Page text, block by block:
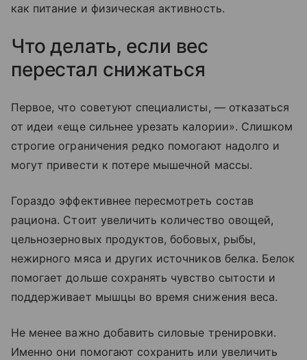
как питание и физическая активность.
Что делать, если вес
перестал снижаться
Первое, что советуют специалисты, — отказаться
от идеи «еще сильнее урезать калории». Слишком
строгие ограничения редко помогают надолго и
могут привести к потере мышечной массы.
Гораздо эффективнее пересмотреть состав
рациона. Стоит увеличить количество овощей,
цельнозерновых продуктов, бобовых, рыбы,
нежирного мяса и других источников белка. Белок
помогает дольше сохранять чувство сытости и
поддерживает мышцы во время снижения веса.
Не менее важно добавить силовые тренировки.
Именно они помогают сохранить или увеличить